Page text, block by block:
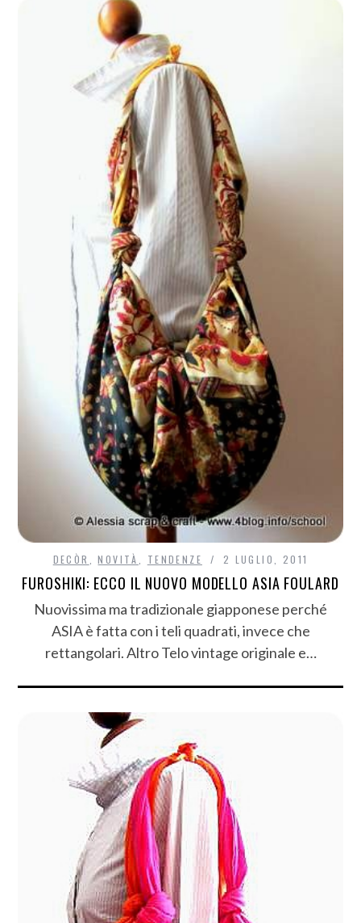
DECÒR ,NOVITÀ TENDENZE 2 LUGLIO, 2011
FUROSHIKI: ECCO IL NUOVO MODELLO ASIA FOULARD
Nuovissima ma tradizionale giapponese perché
ASIA è fatta con i teli quadrati, invece che
rettangolari. Altro Telo vintage originale e…